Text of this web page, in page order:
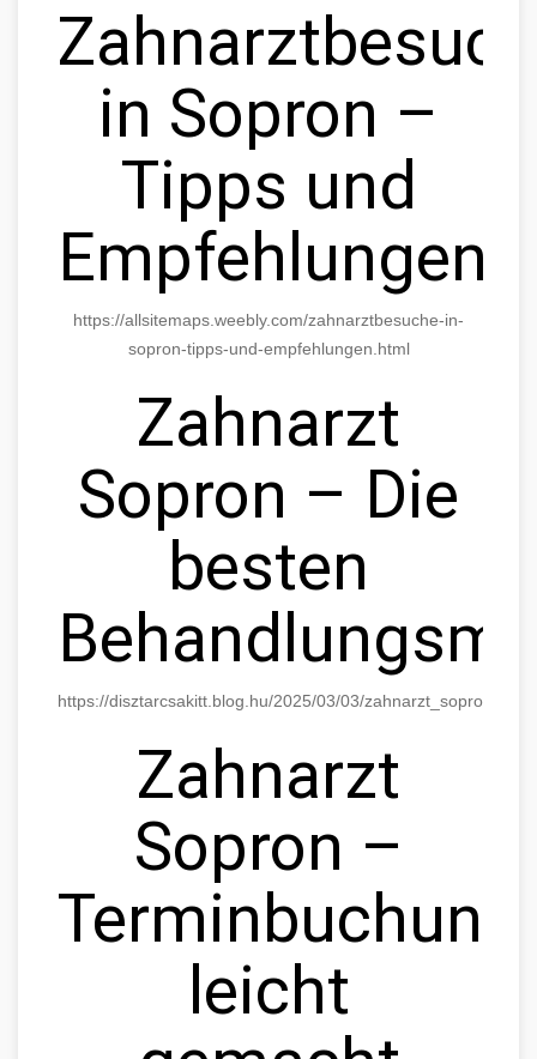
in Sopron –
Tipps und
Empfehlungen
https://allsitemaps.weebly.com/zahnarztbesuche-in-
sopron-tipps-und-empfehlungen.html
Zahnarzt
Sopron – Die
besten
https://disztarcsakitt.blog.hu/2025/03/03/
Zahnarzt
Sopron –
Terminbuchung
leicht